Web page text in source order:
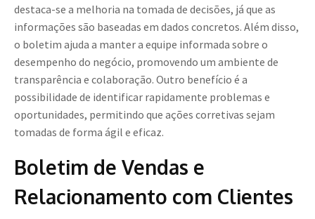
destaca-se a melhoria na tomada de decisões, já que as
informações são baseadas em dados concretos. Além disso,
o boletim ajuda a manter a equipe informada sobre o
desempenho do negócio, promovendo um ambiente de
transparência e colaboração. Outro benefício é a
possibilidade de identificar rapidamente problemas e
oportunidades, permitindo que ações corretivas sejam
tomadas de forma ágil e eficaz.
Boletim de Vendas e
Relacionamento com Clientes